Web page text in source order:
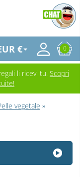
€ 0
li ricevi tu. Scopri
vegetale »